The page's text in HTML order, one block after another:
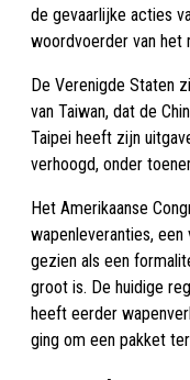
de gevaarlijke acties
woordvoerder van het
De Verenigde Staten
van Taiwan, dat de
Taipei heeft zijn
verhoogd, onder
Het Amerikaanse
wapenleveranties,
gezien als een
groot is. De huidige
heeft eerder
ging om een pakket